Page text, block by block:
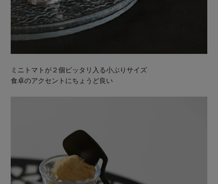
ミニトマトが２個ピッタリ入る小ぶりサイズ
食卓のアクセントにちょうど良い